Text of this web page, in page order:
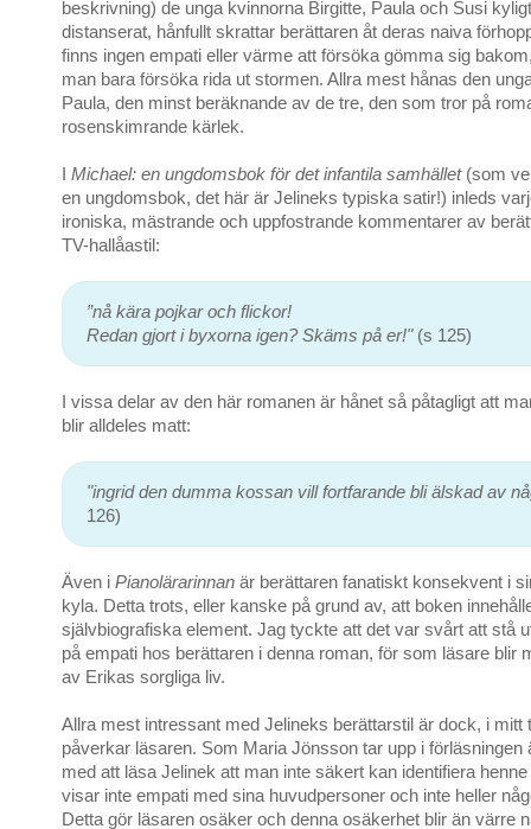
beskrivning) de unga kvinnorna Birgitte, Paula och Susi
distanserat, hånfullt skrattar berättaren åt deras naiva
finns ingen empati eller värme att försöka gömma sig
man bara försöka rida ut stormen. Allra mest hånas den
Paula, den minst beräknande av de tre, den som tror på
rosenskimrande kärlek.
Michael: en ungdomsbok för det infantila samhället(som
en ungdomsbok, det här är Jelineks typiska satir!) inleds
ironiska, mästrande och uppfostrande kommentarer av
TV-hallåastil:
”nå kära pojkar och flickor!
Redan gjort i byxorna igen? Skäms på er!"(s 125)
I vissa delar av den här romanen är hånet så påtagligt att
blir alldeles matt:
"ingrid den dumma kossan vill fortfarande bli älskad av
126)
Även i Pianolärarinnan är berättaren fanatiskt konsekvent i
kyla. Detta trots, eller kanske på grund av, att boken
självbiografiska element. Jag tyckte att det var svårt att stå
på empati hos berättaren i denna roman, för som läsare blir
av Erikas sorgliga liv.
Allra mest intressant med Jelineks berättarstil är dock, i mitt
påverkar läsaren. Som Maria Jönsson tar upp i förläsningen
med att läsa Jelinek att man inte säkert kan identifiera
visar inte empati med sina huvudpersoner och inte heller
Detta gör läsaren osäker och denna osäkerhet blir än värre